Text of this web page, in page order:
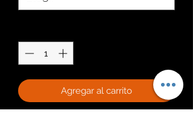
Agregar al carrito